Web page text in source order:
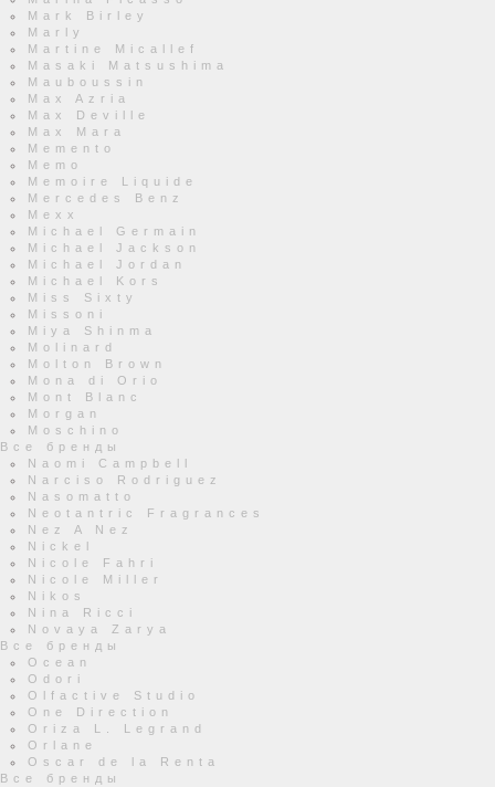
Mark Birley
Marly
Martine Micallef
Masaki Matsushima
Mauboussin
Max Azria
Max Deville
Max Mara
Memento
Memo
Memoire Liquide
Mercedes Benz
Mexx
Michael Germain
Michael Jackson
Michael Jordan
Michael Kors
Miss Sixty
Missoni
Miya Shinma
Molinard
Molton Brown
Mona di Orio
Mont Blanc
Morgan
Moschino
Все бренды
Naomi Campbell
Narciso Rodriguez
Nasomatto
Neotantric Fragrances
Nez A Nez
Nickel
Nicole Fahri
Nicole Miller
Nikos
Nina Ricci
Novaya Zarya
Все бренды
Ocean
Odori
Olfactive Studio
One Direction
Oriza L. Legrand
Orlane
Oscar de la Renta
Все бренды